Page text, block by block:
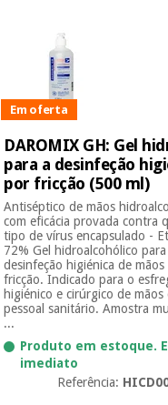
Em oferta
DAROMIX GH: Gel
para a desinfeção
por fricção (500 ml)
Antiséptico de mãos
com eficácia provada contra
tipo de vírus encapsulado -
72% Gel hidroalcohólico para
desinfeção higiénica de
fricção. Indicado para o
higiénico e cirúrgico de mãos
pessoal sanitário. Amostra
...
Produto em estoque.
imediato
Referência: